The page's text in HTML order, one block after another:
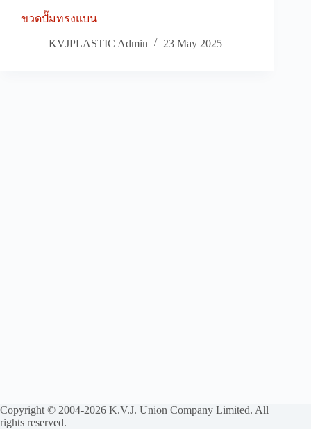
ขวดปั๊มทรงแบน
KVJPLASTIC Admin 23 May 2025
Copyright © 2004-2026 K.V.J. Union Company Limited. All
rights reserved.